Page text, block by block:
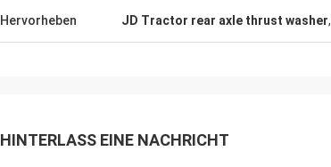
Hervorheben JD Tractor rear axle thrust washer,
HINTERLASS EINE NACHRICHT